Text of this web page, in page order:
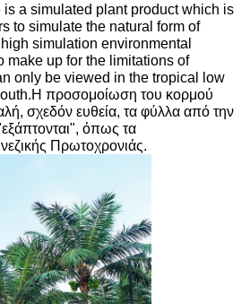
is a simulated plant product which is
to simulate the natural form of
simulation environmental
make up for the limitations of
only be viewed in the tropical low
Η προσομοίωση του κορμού
σχεδόν ευθεία, τα φύλλα από την
όπως τα
Πρωτοχρονιάς.